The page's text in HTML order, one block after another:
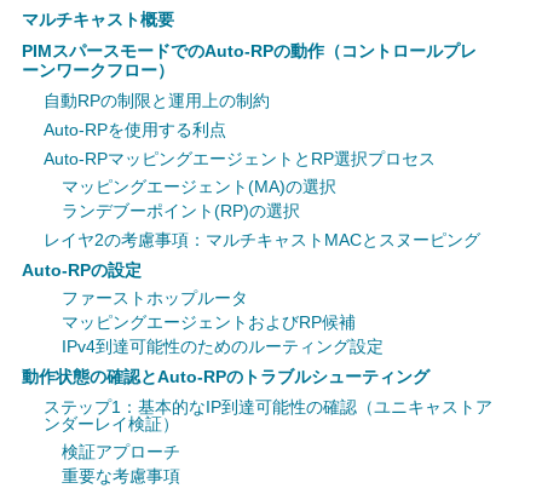
マルチキャスト概要
PIMスパースモードでのAuto-RPの動作（コントロールプレ
ーンワークフロー）
自動RPの制限と運用上の制約
Auto-RPを使用する利点
Auto-RPマッピングエージェントとRP選択プロセス
マッピングエージェント(MA)の選択
ランデブーポイント(RP)の選択
レイヤ2の考慮事項：マルチキャストMACとスヌーピング
Auto-RPの設定
ファーストホップルータ
マッピングエージェントおよびRP候補
IPv4到達可能性のためのルーティング設定
動作状態の確認とAuto-RPのトラブルシューティング
ステップ1：基本的なIP到達可能性の確認（ユニキャストア
ンダーレイ検証）
検証アプローチ
重要な考慮事項